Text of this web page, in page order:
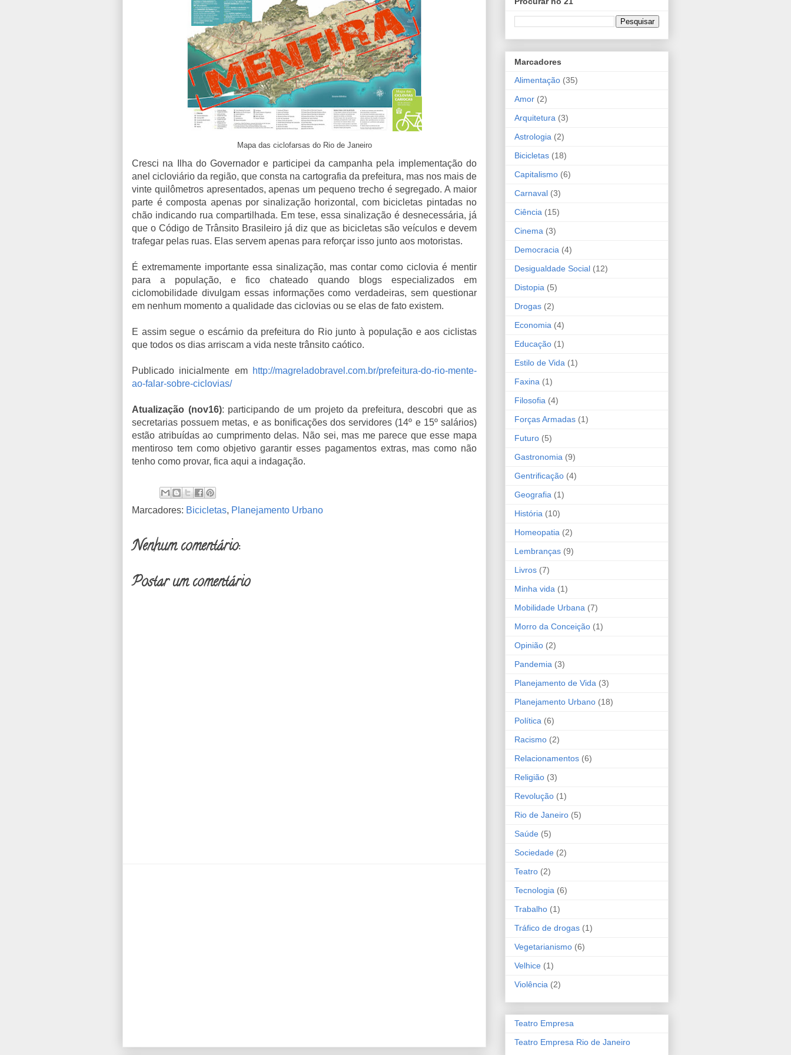
Mapa das ciclofarsas do Rio de Janeiro
Cresci na Ilha do Governador e participei da campanha pela implementação do
anel cicloviário da região, que consta na cartografia da prefeitura, mas nos mais de
vinte quilômetros apresentados, apenas um pequeno trecho é segregado. A maior
parte é composta apenas por sinalização horizontal, com bicicletas pintadas no
chão indicando rua compartilhada. Em tese, essa sinalização é desnecessária, já
que o Código de Trânsito Brasileiro já diz que as bicicletas são veículos e devem
trafegar pelas ruas. Elas servem apenas para reforçar isso junto aos motoristas.
É extremamente importante essa sinalização, mas contar como ciclovia é mentir
para a população, e fico chateado quando blogs especializados em
ciclomobilidade divulgam essas informações como verdadeiras, sem questionar
em nenhum momento a qualidade das ciclovias ou se elas de fato existem.
E assim segue o escárnio da prefeitura do Rio junto à população e aos ciclistas
que todos os dias arriscam a vida neste trânsito caótico.
Publicado inicialmente em http://magreladobravel.com.br/prefeitura-do-rio-mente-
ao-falar-sobre-ciclovias/
Atualização (nov16): participando de um projeto da prefeitura, descobri que as
secretarias possuem metas, e as bonificações dos servidores (14º e 15º salários)
estão atribuídas ao cumprimento delas. Não sei, mas me parece que esse mapa
mentiroso tem como objetivo garantir esses pagamentos extras, mas como não
tenho como provar, fica aqui a indagação.
Marcadores: Bicicletas, Planejamento Urbano
Nenhum comentário:
Postar um comentário
Marcadores
Alimentação (35)
Amor (2)
Arquitetura (3)
Astrologia (2)
Bicicletas (18)
Capitalismo (6)
Carnaval (3)
Ciência (15)
Cinema (3)
Democracia (4)
Desigualdade Social (12)
Distopia (5)
Drogas (2)
Economia (4)
Educação (1)
Estilo de Vida (1)
Faxina (1)
Filosofia (4)
Forças Armadas (1)
Futuro (5)
Gastronomia (9)
Gentrificação (4)
Geografia (1)
História (10)
Homeopatia (2)
Lembranças (9)
Livros (7)
Minha vida (1)
Mobilidade Urbana (7)
Morro da Conceição (1)
Opinião (2)
Pandemia (3)
Planejamento de Vida (3)
Planejamento Urbano (18)
Política (6)
Racismo (2)
Relacionamentos (6)
Religião (3)
Revolução (1)
Rio de Janeiro (5)
Saúde (5)
Sociedade (2)
Teatro (2)
Tecnologia (6)
Trabalho (1)
Tráfico de drogas (1)
Vegetarianismo (6)
Velhice (1)
Violência (2)
Teatro Empresa
Teatro Empresa Rio de Janeiro